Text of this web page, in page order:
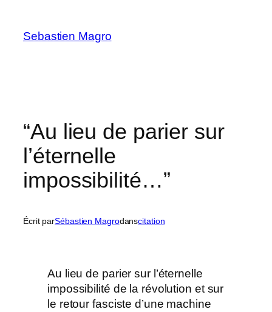
content
Sebastien Magro
“Au lieu de parier sur
l’éternelle
impossibilité…”
Écrit parSébastien Magrodanscitation
Au lieu de parier sur l’éternelle
impossibilité de la révolution et sur
le retour fasciste d’une machine